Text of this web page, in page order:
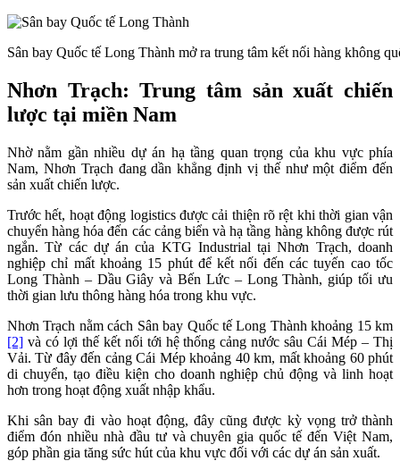
Sân bay Quốc tế Long Thành mở ra trung tâm kết nối hàng không
Nhơn Trạch: Trung tâm sản xuất chiến
lược tại miền Nam
Nhờ nằm gần nhiều dự án hạ tầng quan trọng của khu vực phía
Nam, Nhơn Trạch đang dần khẳng định vị thế như một điểm đến
sản xuất chiến lược.
Trước hết, hoạt động logistics được cải thiện rõ rệt khi thời gian vận
chuyển hàng hóa đến các cảng biển và hạ tầng hàng không được rút
ngắn. Từ các dự án của KTG Industrial tại Nhơn Trạch, doanh
nghiệp chỉ mất khoảng 15 phút để kết nối đến các tuyến cao tốc
Long Thành – Dầu Giây và Bến Lức – Long Thành, giúp tối ưu
thời gian lưu thông hàng hóa trong khu vực.
Nhơn Trạch nằm cách Sân bay Quốc tế Long Thành khoảng 15 km
[2] và có lợi thế kết nối tới hệ thống cảng nước sâu Cái Mép – Thị
Vải. Từ đây đến cảng Cái Mép khoảng 40 km, mất khoảng 60 phút
di chuyển, tạo điều kiện cho doanh nghiệp chủ động và linh hoạt
hơn trong hoạt động xuất nhập khẩu.
Khi sân bay đi vào hoạt động, đây cũng được kỳ vọng trở thành
điểm đón nhiều nhà đầu tư và chuyên gia quốc tế đến Việt Nam,
góp phần gia tăng sức hút của khu vực đối với các dự án sản xuất.